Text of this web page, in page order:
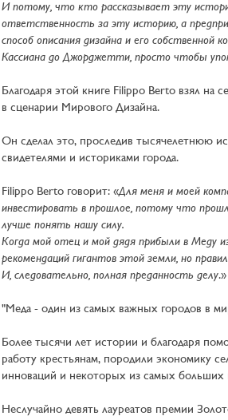
И потому, что кто рассказывает эту
ответственность за эту историю, а
способ описания дизайна и его
Кассиана до Джорджетти, просто чтобы
Благодаря этой книге Filippo Berto взял на
в сценарии Мирового Дизайна.
Он сделал это, проследив тысячелетнюю
свидетелями и историками города.
Filippo Berto говорит: «Для меня и моей
инвестировать в прошлое, потому что
лучше понять нашу силу.
Когда мой отец и мой дядя прибыли в Меду
рекомендаций гигантов этой земли, но
И, следовательно, полная преданность делу.»
"Меда - один из самых важных городов в
Более тысячи лет истории и благодаря
работу крестьянам, породили экономику
инноваций и некоторых из самых
Неслучайно девять лауреатов премии